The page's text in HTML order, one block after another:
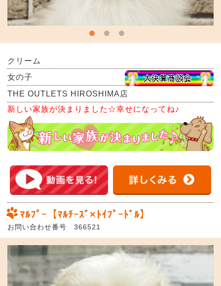
クリーム
女の子
THE OUTLETS HIROSHIMA店
新しい家族が決まりました☆幸せになってね♪
ﾏﾙﾌﾟｰ【ﾏﾙﾁｰｽﾞ×ﾄｲﾌﾟｰﾄﾞﾙ】
お問い合わせ番号 366521